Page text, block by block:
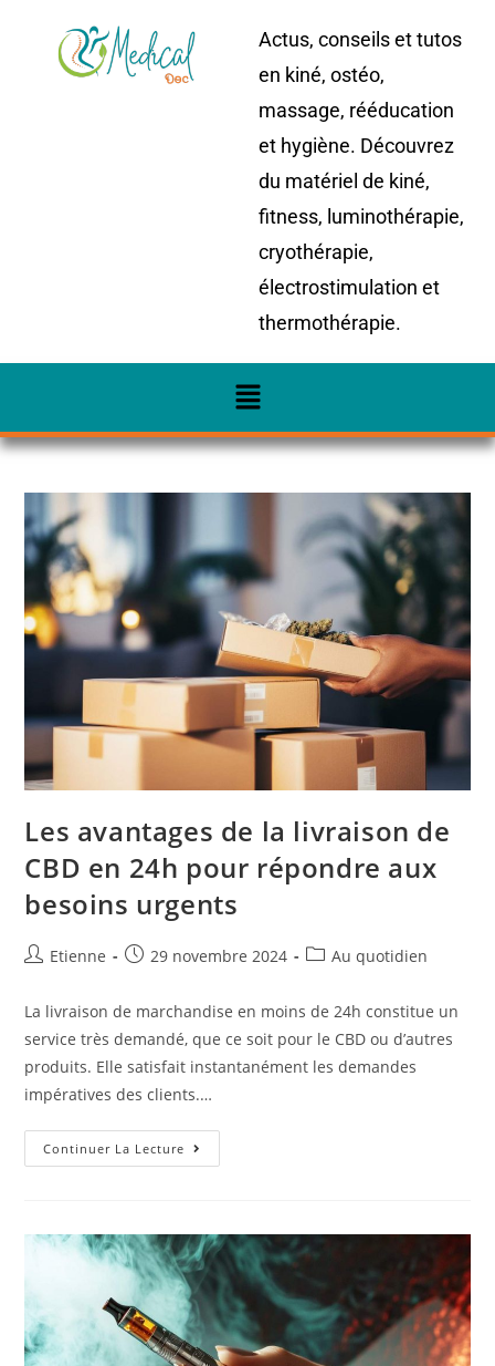
Actus, conseils et tutos
en kiné, ostéo,
massage, rééducation
et hygiène. Découvrez
du matériel de kiné,
fitness, luminothérapie,
cryothérapie,
électrostimulation et
thermothérapie.
Les avantages de la livraison de
CBD en 24h pour répondre aux
besoins urgents
Etienne 29 novembre 2024 Au quotidien
La livraison de marchandise en moins de 24h constitue un
service très demandé, que ce soit pour le CBD ou d’autres
produits. Elle satisfait instantanément les demandes
impératives des clients.…
Continuer La Lecture